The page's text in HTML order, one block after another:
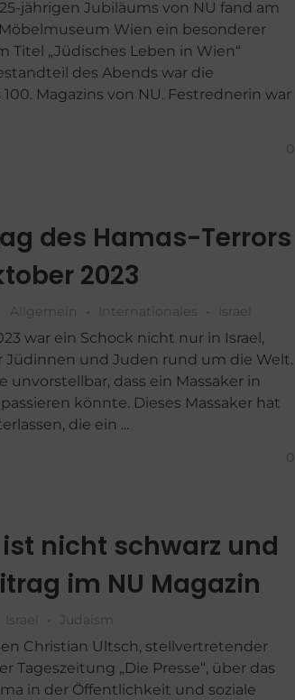
jährigen Jubiläums von NU fand am
Wien ein besonderer
Titel „Jüdisches Leben in Wien“
des Abends war die
Magazins von NU. Festrednerin war
0
des Hamas-Terrors
2023
Allgemein Internationales Israel
war ein Schock nicht nur in Israel,
Jüdinnen und Juden rund um die Welt.
unvorstellbar, dass ein Massaker in
könnte. Dieses Massaker hat
die ein ...
0
ist nicht schwarz und
im NU Magazin
Israel Judaism
Christian Ultsch, stellvertretender
Tageszeitung „Die Presse“, über das
in der Öffentlichkeit und soziale